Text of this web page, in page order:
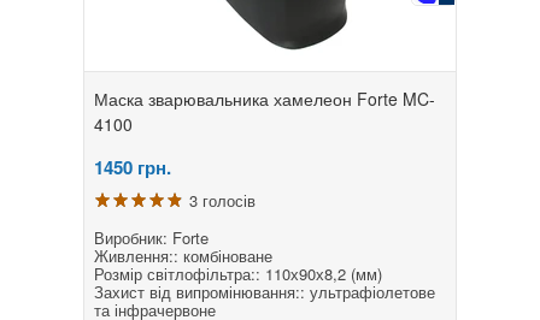
Маска зварювальника хамелеон Forte MC-
4100
1450 грн.
3 голосів
Виробник: Forte
Живлення:: комбіноване
Розмір світлофільтра:: 110х90х8,2 (мм)
Захист від випромінювання:: ультрафіолетове
та інфрачервоне